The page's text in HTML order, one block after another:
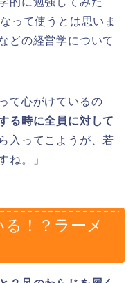
って使うとは思いま
どの経営学について
て心がけているの
る時に全員に対して
入ってこようが、若
ね。」
！？ラーメ